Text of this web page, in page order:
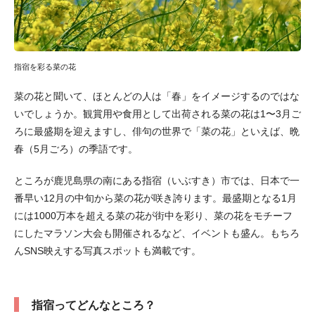
指宿を彩る菜の花
菜の花と聞いて、ほとんどの人は「春」をイメージするのではな
いでしょうか。観賞用や食用として出荷される菜の花は1〜3月ご
ろに最盛期を迎えますし、俳句の世界で「菜の花」といえば、晩
春（5月ごろ）の季語です。
ところが鹿児島県の南にある指宿（いぶすき）市では、日本で一
番早い12月の中旬から菜の花が咲き誇ります。最盛期となる1月
には1000万本を超える菜の花が街中を彩り、菜の花をモチーフ
にしたマラソン大会も開催されるなど、イベントも盛ん。もちろ
んSNS映えする写真スポットも満載です。
指宿ってどんなところ？